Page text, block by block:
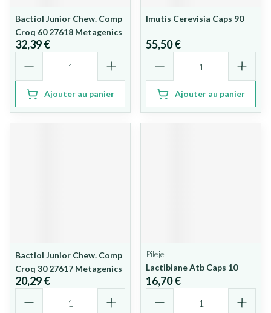
Bactiol Junior Chew. Comp
Croq 60 27618 Metagenics
32,39 €
Ajouter au panier
Imutis Cerevisia Caps 90
55,50 €
Ajouter au panier
Bactiol Junior Chew. Comp
Croq 30 27617 Metagenics
20,29 €
Pileje
Lactibiane Atb Caps 10
16,70 €